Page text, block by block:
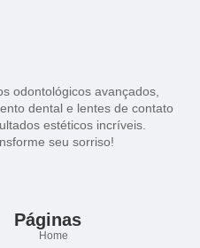
odontológicos avançados,
dental e lentes de contato
estéticos incríveis.
seu sorriso!
Páginas
Home